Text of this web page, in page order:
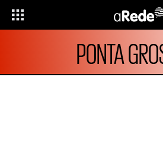
PONTA